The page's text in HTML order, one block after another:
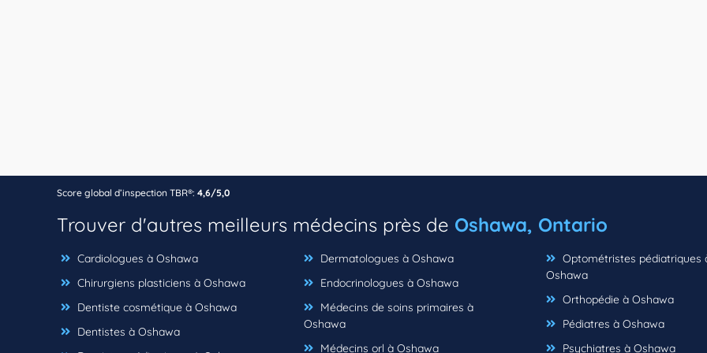
Score global d’inspection TBR®: 4,6/5,0
Trouver d'autres meilleurs médecins près de Oshawa, Ontario
Cardiologues à Oshawa
Chirurgiens plasticiens à Oshawa
Dentiste cosmétique à Oshawa
Dentistes à Oshawa
Dermatologues à Oshawa
Endocrinologues à Oshawa
Médecins de soins primaires à
Oshawa
Médecins orl à Oshawa
Optométristes pédiatriques
Oshawa
Orthopédie à Oshawa
Pédiatres à Oshawa
Psychiatres à Oshawa